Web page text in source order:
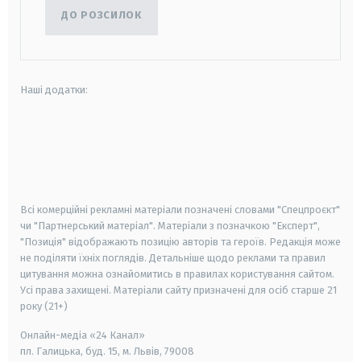
ДО РОЗСИЛОК
Наші додатки:
Всі комерційні рекламні матеріали позначені словами "Спецпроєкт"
чи "Партнерський матеріал". Матеріали з позначкою "Експерт",
"Позиція" відображають позицію авторів та героїв. Редакція може
не поділяти їхніх поглядів. Детальніше щодо реклами та правил
цитування можна ознайомитись в правилах користування сайтом.
Усі права захищені. Матеріали сайту призначені для осіб старше 21
року (21+)
Онлайн-медіа «24 Канал»
пл. Галицька, буд. 15, м. Львів, 79008